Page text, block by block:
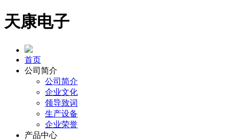
天康电子
首页
公司简介
公司简介
企业文化
领导致词
生产设备
企业荣誉
产品中心